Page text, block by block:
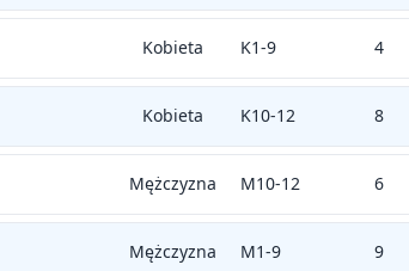
Kobieta K1-9 4
Kobieta K10-12 8
Mężczyzna M10-12 6
Mężczyzna M1-9 9